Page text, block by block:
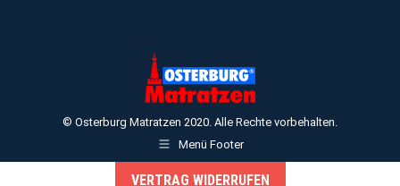
© Osterburg Matratzen 2020. Alle Rechte vorbehalten.
Menü Footer
VERTRAG WIDERRUFEN